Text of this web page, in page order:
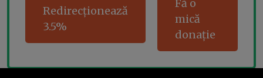
Redirecționează
3.5%
Fă o
mică
donație